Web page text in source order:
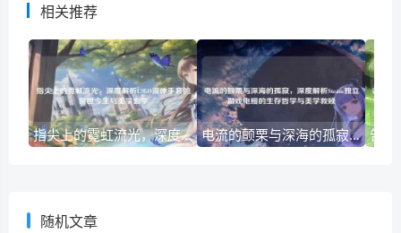
相关推荐
指尖上的霓虹流光，深度解析CSGO液体手套的前世今生与美学玄学 电流的颤栗与深海的孤寂，深度解析Steam独立游戏电鳗的生存哲学与美学救赎
随机文章